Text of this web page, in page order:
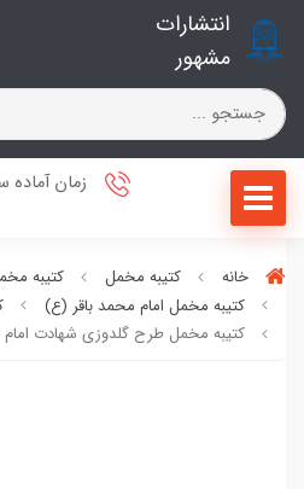
انتشارات
مشهور
خانه کتیبه مخمل
کتیبه
کتیبه مخمل امام محمد باقر (ع)
کتیبه مخمل طرح گلدوزی شهادت